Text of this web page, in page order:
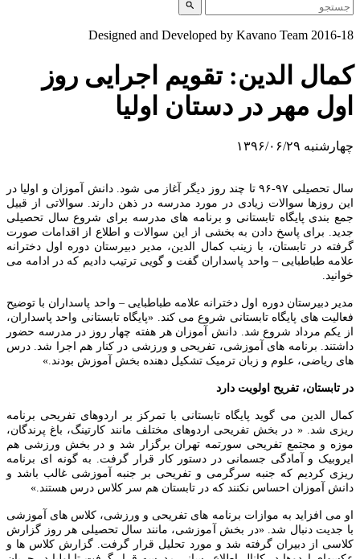
Designed and Developed by Kavano Team 2016-
الدین: تقویم اجرایی روز
مهر در دستان اولیا
۱۳۹۶/۰۶/۲۹
سال تحصیلی ۹۷-۹۶ تا چند روز دیگر آغاز می شود. دانش آموزان و اولیا در
روزها سوالات زیادی در مورد مدرسه در ذهن دارند. سوالاتی از قبیل
بندی پایگاه تابستانی و برنامه های مدرسه برای شروع سال تحصیلی
برای پاسخ دادن به بخشی از این سوالات و اطلاع از اقدامات صورت
در تابستان، با زینب کمال الدین، مدیر دبیرستان دوره اول دخترانه
طباطبایی – واحد پاسداران گفت و گویی ترتیب دادیم که در ادامه می
دبیرستان دوره اول دخترانه علامه طباطبایی – واحد پاسداران با توضیح
های پایگاه تابستانی شروع می کند. «پایگاه تابستانی واحد پاسداران،
یکم مرداد شروع شد. دانش آموزان هر هفته چهار روز در مدرسه حضور
برنامه های آموزشی، تفریحی و ورزشی در کنار هم اجرا شد. درس
ریاضی، علوم و زبان ترمیک تشکیل دهنده بخش آموزش بودند.»
تابستان، تفریح اولویت دارد
الدین می گوید پایگاه تابستانی با تمرکز بر اردوهای تفریحی برنامه
شد. « در بخش تفریحی اردوهای مختلف مانند کارتینگ، باغ پرندگان،
و مجتمع تفریحی سورتمه تهران برگزار شد و در بخش ورزشی هم
و آمادگی جسمانی در دستور کار قرار گرفت. به گونه ای برنامه
کردیم که جنبه سرگرمی و تفریحی بر جنبه آموزشی غالب باشد و
آموزان احساس نکنند که در تابستان هم سر کلاس درس هستند.»
می افزاید به موازات برنامه های تفریحی و ورزشی، کلاس های آموزشی
جدیت دنبال شد. «در بخش آموزشی، مانند سال تحصیلی هر روز گزارش
از دبیران گرفته شد و مورد تحلیل قرار گرفت. گزارش کلاس ها و